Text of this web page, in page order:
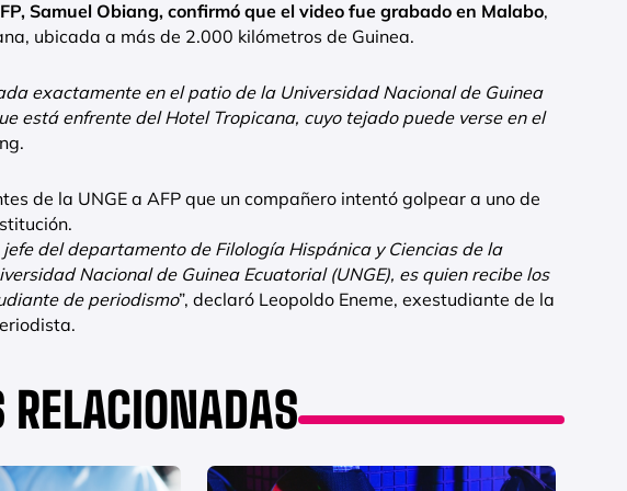
Samuel Obiang, confirmó que el video fue grabado en Malabo,
ubicada a más de 2.000 kilómetros de Guinea.
exactamente en el patio de la Universidad Nacional de Guinea
está enfrente del Hotel Tropicana, cuyo tejado puede verse en el
de la UNGE a AFP que un compañero intentó golpear a uno de
del departamento de Filología Hispánica y Ciencias de la
Nacional de Guinea Ecuatorial (UNGE), es quien recibe los
de periodismo”, declaró Leopoldo Eneme, exestudiante de la